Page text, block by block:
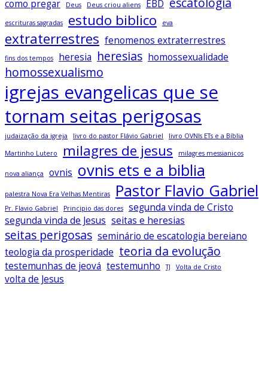
como pregar
Deus Deus criou aliens EBD
escrituras sagradas estudo biblico eva
extraterrestres fenomenos extraterrestres
fins dos tempos heresia heresias homossexualidade
homossexualismo
igrejas evangelicas que se
tornam seitas perigosas
judaização da igreja livro do pastor Flávio Gabriel livro OVNIs ETs e a Bíblia
Martinho Lutero milagres de jesus milagres messianicos
nova aliança ovnis ovnis ets e a biblia
palestra Nova Era Velhas Mentiras Pastor Flavio Gabriel
Pr. Flavio Gabriel Principio das dores
segunda vinda de Cristo
segunda vinda de Jesus seitas e heresias
seitas perigosas seminário de escatologia bereiano
teologia da prosperidade teoria da evolução
testemunhas de jeová testemunho TJ Volta de Cristo
volta de Jesus